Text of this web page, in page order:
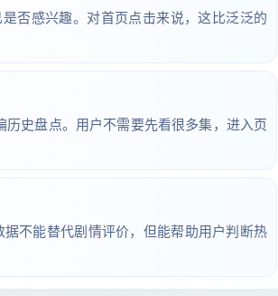
否感兴趣。对首页点击来说，这比泛泛的
历史盘点。用户不需要先看很多集，进入页
不能替代剧情评价，但能帮助用户判断热